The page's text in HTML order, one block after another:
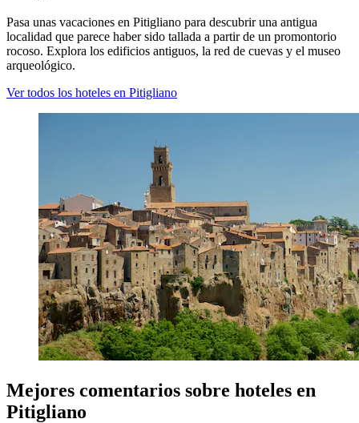
Pasa unas vacaciones en Pitigliano para descubrir una antigua
localidad que parece haber sido tallada a partir de un promontorio
rocoso. Explora los edificios antiguos, la red de cuevas y el museo
arqueológico.
Ver todos los hoteles en Pitigliano
Mejores comentarios sobre hoteles en
Pitigliano